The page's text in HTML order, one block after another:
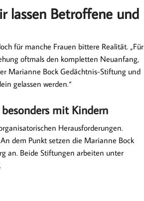
lassen Betroffene und
für manche Frauen bittere Realität. „Für
oftmals den kompletten Neuanfang,
Marianne Bock Gedächtnis-Stiftung und
gelassen werden.“
mit Kindern
Herausforderungen.
dem Punkt setzen die Marianne Bock
an. Beide Stiftungen arbeiten unter